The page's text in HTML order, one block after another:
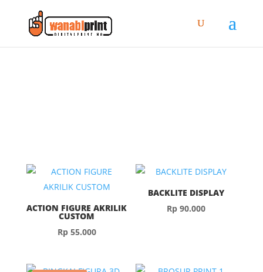
ACTION FIGURE AKRILIK
CUSTOM
Rp55.000
BACKLITE DISPLAY
Rp 90.000